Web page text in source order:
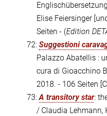
Elise Feiersinger
Seiten - (Edition
72: Suggestioni
Palazzo Abatellis :
cura di Gioacchino
2018. - 106 Seiten
73:A transitory star:
/ Claudia Lehmann,